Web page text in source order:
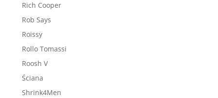
Rich Cooper
Rob Says
Roissy
Rollo Tomassi
Roosh V
Ściana
Shrink4Men